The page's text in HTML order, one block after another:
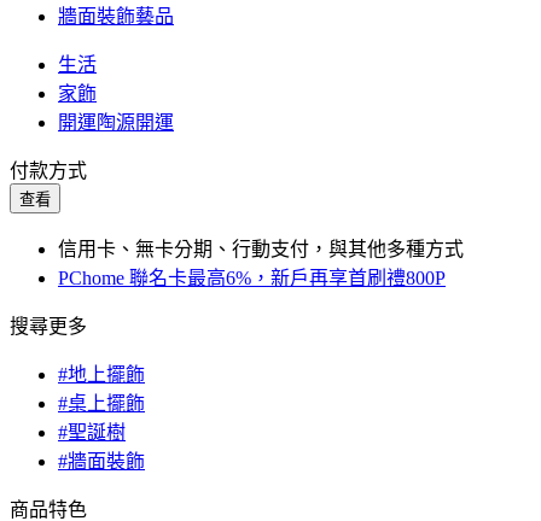
牆面裝飾藝品
生活
家飾
開運陶源開運
付款方式
查看
信用卡、無卡分期、行動支付，與其他多種方式
PChome 聯名卡最高6%，新戶再享首刷禮800P
搜尋更多
#地上擺飾
#桌上擺飾
#聖誕樹
#牆面裝飾
商品特色